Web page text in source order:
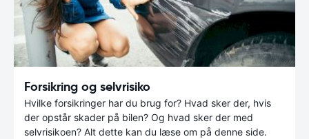
Forsikring og selvrisiko
Hvilke forsikringer har du brug for? Hvad sker der, hvis
der opstår skader på bilen? Og hvad sker der med
selvrisikoen? Alt dette kan du læse om på denne side.